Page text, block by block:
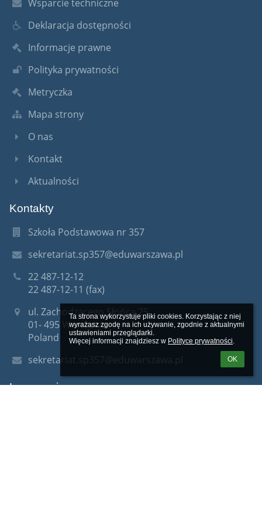
Ta strona wykorzystuje pliki cookies. Korzystając z niej
wyrażasz zgodę na ich używanie, zgodnie z aktualnymi
ustawieniami przeglądarki.
Więcej informacji znajdziesz w Polityce prywatności.
OK
Wsparcie techniczne
Deklaracja dostępności
Informacje prawne
Polityka prywatności
Metryczka
Mapa strony
O nas
Kontakt
Aktualności
Kontakty
Szkoła Podstawowa nr 357
sekretariat.sp357@eduwarszawa.pl
22 487-12-12
22 487-12-11 (fax)
ul. Zachodzącego Słońca 25
01- 495 Warszawa
Poland
sekretariat.sp357@eduwarszawa.pl
Logowanie